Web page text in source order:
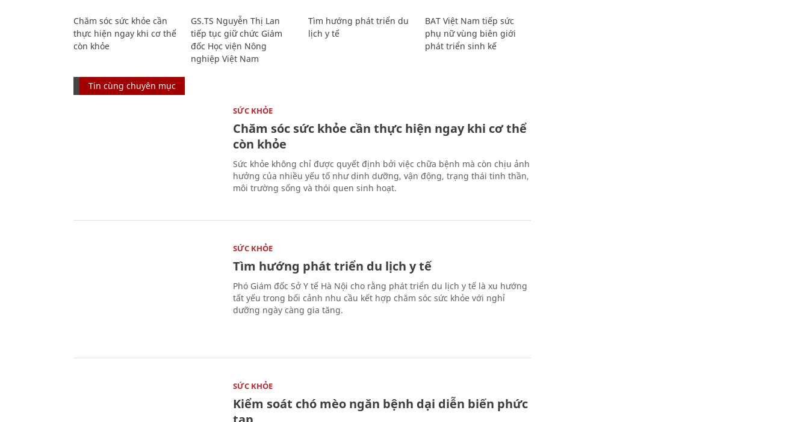
Chăm sóc sức khỏe cần
thực hiện ngay khi cơ thể
còn khỏe
GS.TS Nguyễn Thị Lan
tiếp tục giữ chức Giám
đốc Học viện Nông
nghiệp Việt Nam
Tìm hướng phát triển du
lịch y tế
BAT Việt Nam tiếp sức
phụ nữ vùng biên giới
phát triển sinh kế
Tin cùng chuyên mục
SỨC KHỎE
Chăm sóc sức khỏe cần thực hiện ngay khi cơ thể
còn khỏe
Sức khỏe không chỉ được quyết định bởi việc chữa bệnh mà còn chịu ảnh
hưởng của nhiều yếu tố như dinh dưỡng, vận động, trạng thái tinh thần,
môi trường sống và thói quen sinh hoạt.
SỨC KHỎE
Tìm hướng phát triển du lịch y tế
Phó Giám đốc Sở Y tế Hà Nội cho rằng phát triển du lịch y tế là xu hướng
tất yếu trong bối cảnh nhu cầu kết hợp chăm sóc sức khỏe với nghỉ
dưỡng ngày càng gia tăng.
SỨC KHỎE
Kiểm soát chó mèo ngăn bệnh dại diễn biến phức